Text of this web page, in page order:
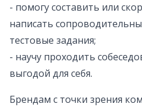
- помогу составить или
написать
тестовые задания;
- научу проходить
выгодой для себя.
Брендам с точки зрения